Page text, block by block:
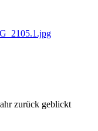
zurück geblickt